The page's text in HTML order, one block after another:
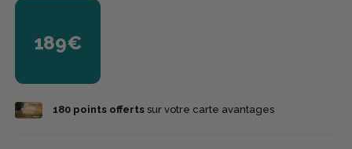
189€
180points offertssur votre carte avantages